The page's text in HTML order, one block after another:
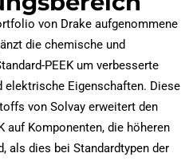
von Drake aufgenommene
die chemische und
PEEK um verbesserte
elektrische Eigenschaften. Diese
von Solvay erweitert den
auf Komponenten, die höheren
als dies bei Standardtypen der